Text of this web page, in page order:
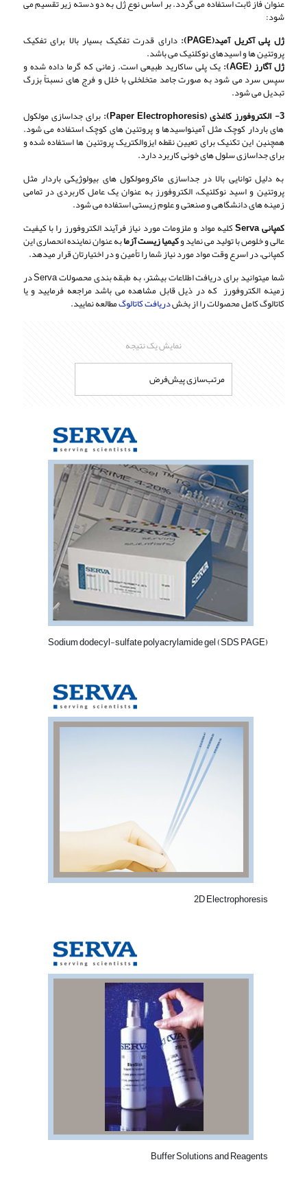
عنوان فاز ثابت استفاده می گردد. بر اساس نوع ژل به دو دسته زیر تقسیم می
شود:
ژل پلی آکریل آمید(PAGE):
دارای قدرت تفکیک بسیار بالا برای تفکیک
پروتئین ها و اسیدهای نوکلئیک می باشد.
ژل آگارز (AGE): یک پلی ساکارید طبیعی است. زمانی که گرما داده شده و
سپس سرد می شود به صورت جامد متخلخلی با خلل و فرج های نسبتاً بزرگ
تبدیل می شود.
3- الکتروفورز کاغذی (Paper Electrophoresis):
برای جداسازی مولکول
های باردار کوچک مثل آمینواسیدها و پروتئین های کوچک استفاده می شود.
همچنین این تکنیک برای تعیین نقطه ایزوالکتریک پروتئین ها استفاده شده و
برای جداسازی سلول های خونی کاربرد دارد.
به دلیل توانایی بالا در جداسازی ماکرومولکول های بیولوژیکی باردار مثل
پروتئین و اسید نوکلئیک، الکتروفورز به عنوان یک عامل کاربردی در تمامی
زمینه های دانشگاهی و صنعتی و علوم زیستی استفاده می شود.
کمپانی Serva
کلیه مواد و ملزومات مورد نیاز فرآیند الکتروفورز را با کیفیت
عالی و خلوص با تولید می نماید وکیمیا زیست آزمابه عنوان نماینده انحصاری این
کمپانی، در اسرع وقت مواد مورد نیاز شما را تأمین و در اختیارتان قرار میدهد.
شما میتوانید برای دریافت اطلاعات بیشتر، به طبقه بندی محصولات Serva در
زمینه الکتروفورز که در ذیل قابل مشاهده می باشد مراجعه فرمایید و یا
کاتالوگ کامل محصولات را از بخشدریافت کاتالوگمطالعه نمایید.
نمایش یک نتیجه
(SDS PAGE) Sodium dodecyl-sulfate polyacrylamide gel
2D Electrophoresis
Buffer Solutions and Reagents